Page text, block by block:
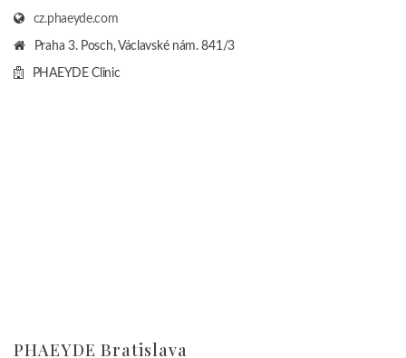
cz.phaeyde.com
Praha 3. Posch, Václavské nám. 841/3
PHAEYDE Clinic
PHAEYDE Bratislava